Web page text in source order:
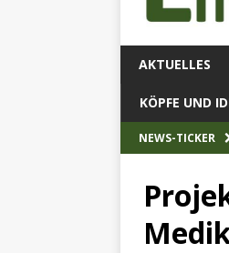
AKTUELLES
KÖPFE UND
NEWS-TICKER